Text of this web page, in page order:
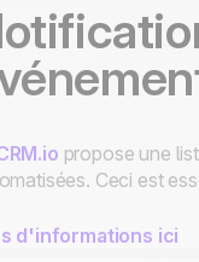
propose une
Ceci est
d'informations ici